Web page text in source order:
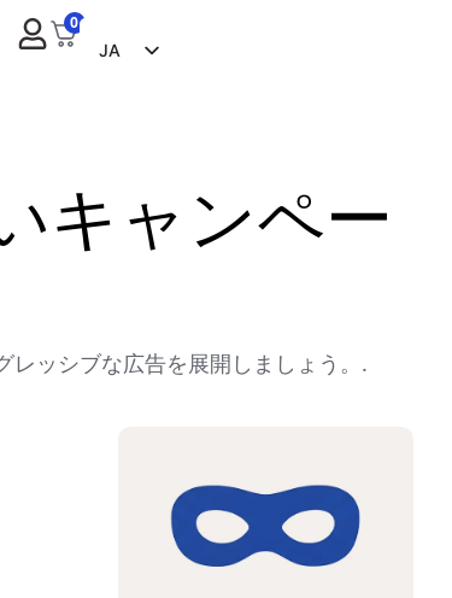
0
JA
ZH
IT
キャンペー
ッシブな広告を展開しましょう。.